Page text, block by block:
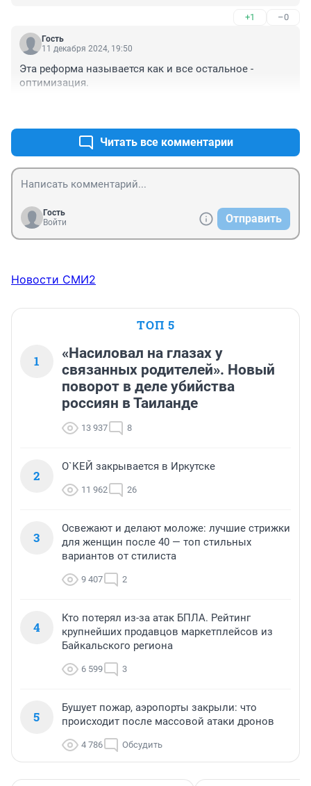
+1 –0
Гость
11 декабря 2024, 19:50
Эта реформа называется как и все остальное -
оптимизация.
Читать все комментарии
Гость
Войти
Отправить
Новости СМИ2
ТОП 5
1
«Насиловал на глазах у
связанных родителей». Новый
поворот в деле убийства
россиян в Таиланде
13 937 8
2
О`КЕЙ закрывается в Иркутске
11 962 26
3
Освежают и делают моложе: лучшие стрижки
для женщин после 40 — топ стильных
вариантов от стилиста
9 407 2
4
Кто потерял из-за атак БПЛА. Рейтинг
крупнейших продавцов маркетплейсов из
Байкальского региона
6 599 3
5
Бушует пожар, аэропорты закрыли: что
происходит после массовой атаки дронов
4 786 Обсудить